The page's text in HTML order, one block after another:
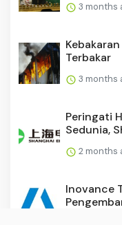
3 months
Terbakar
3 months
Peringati
Sedunia,
2 months
Inovance